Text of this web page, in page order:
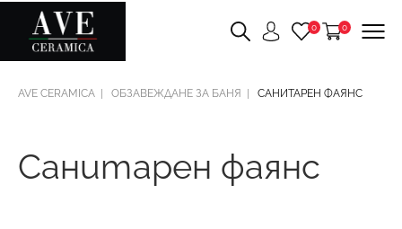
0 0
AVE CERAMICA ОБЗАВЕЖДАНЕ ЗА БАНЯ САНИТАРЕН ФАЯНС
Санитарен фаянс